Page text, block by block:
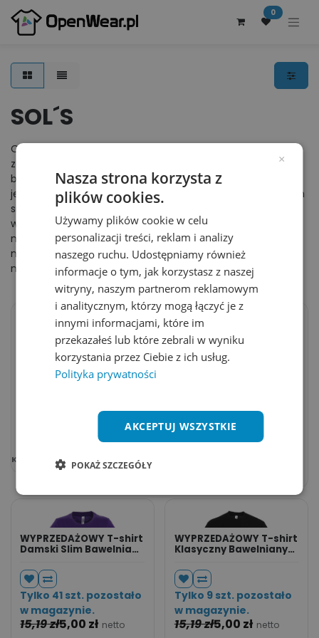
0
SOL´S
Odzież reklamowa francuskiej marki SOL´S. Firma została
założona w 1991 roku w światowej stolicy mody - Paryżu i
bardzo szybko stała się nie tylko pionierem, ale również
jedną z najbardziej liczących się na rynku firm zajmujących
się produkcją odzieży reklamowej. Marka SOL´S to przede
wszystkim produkty wykonane z najwyższej klasy
materiałów - 100% bawełny, o wysokiej gramaturze oraz
niskiej cenie. Producent ten jest przykładem wychodzenia
naprzeciw potrzebom swoich klientów.
WYPRZEDAŻOWY T-shirt
Damski Slim Bawelniany
L191 - Gold
netto
Kolor:
WYPRZEDAŻOWY T-shirt
Damski Slim Bawelniany
L191 - Chocolate
pozostało w
magazynie.
15,19zł5,00zł netto
WYPRZEDAŻOWY T-shirt
Damski Slim Bawelniany
Tylko 41 szt. pozostało
w magazynie.
15,19zł5,00 zł netto
WYPRZEDAŻOWY T-shirt
Klasyczny Bawelniany
Tylko 9 szt. pozostało
w magazynie.
15,19zł5,00 zł netto
×
Nasza strona korzysta z
plików cookies.
Używamy plików cookie w celu
personalizacji treści, reklam i analizy
naszego ruchu. Udostępniamy również
informacje o tym, jak korzystasz z naszej
witryny, naszym partnerom reklamowym
i analitycznym, którzy mogą łączyć je z
innymi informacjami, które im
przekazałeś lub które zebrali w wyniku
korzystania przez Ciebie z ich usług.
Polityka prywatności
AKCEPTUJ WSZYSTKIE
POKAŻ SZCZEGÓŁY